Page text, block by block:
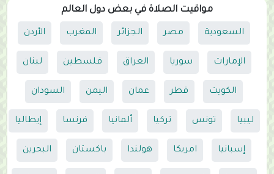
مواقيت الصلاة في بعض دول العالم
السعودية مصر الجزائر المغرب الأردن
الإمارات سوريا العراق فلسطين لبنان
الكويت قطر عمان اليمن السودان
ليبيا تونس تركيا ألمانيا فرنسا إيطاليا
إسبانيا امريكا هولندا باكستان البحرين